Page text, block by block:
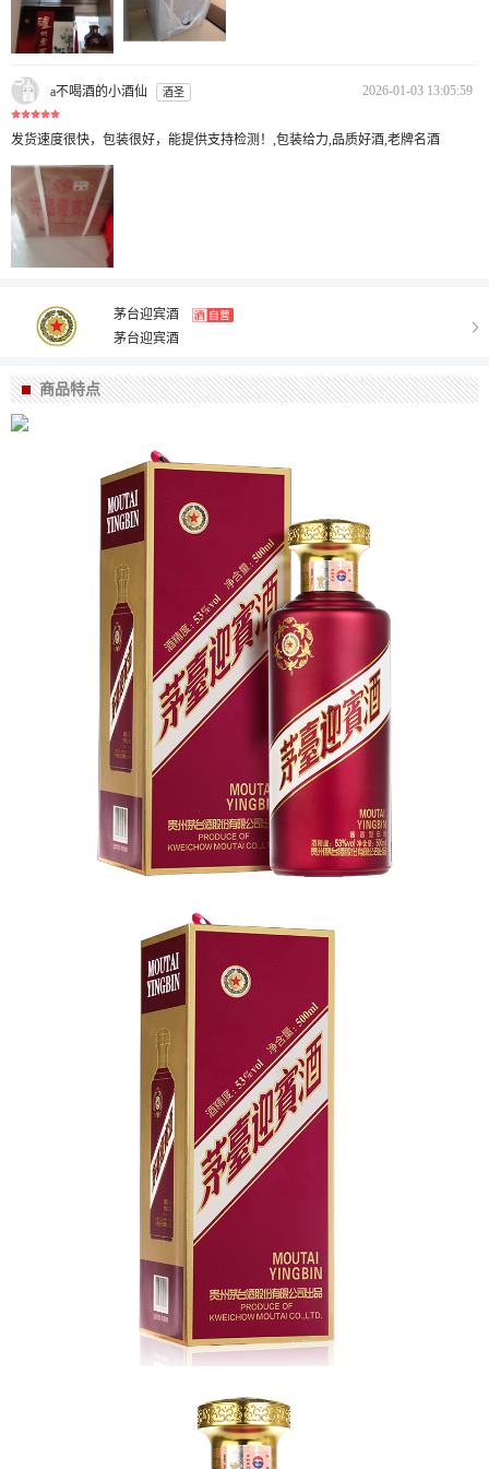
2026-01-03 13:05:59
a不喝酒的小酒仙 酒圣
发货速度很快，包装很好，能提供支持检测！,包装给力,品质好酒,老牌名酒
茅台迎宾酒
茅台迎宾酒
商品特点